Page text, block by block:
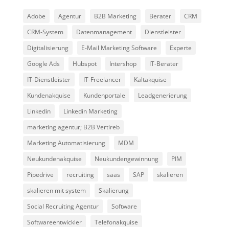
Adobe Agentur B2B Marketing Berater
CRM
CRM-System
Datenmanagement
Dienstleister
Digitalisierung
E-Mail Marketing Software
Experte
Google Ads
Hubspot Intershop
IT-Berater
IT-Dienstleister
IT-Freelancer
Kaltakquise
Kundenakquise
Kundenportale
Leadgenerierung
Linkedin
Linkedin Marketing
marketing agentur; B2B Vertireb
Marketing Automatisierung
MDM
Neukundenakquise
Neukundengewinnung
PIM
Pipedrive
recruiting saas SAP
skalieren
skalieren mit system
Skalierung
Social Recruiting Agentur
Software
Softwareentwickler
Telefonakquise